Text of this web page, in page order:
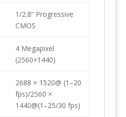
1/2.8” Progressive
CMOS
4 Megapixel
(2560×1440)
2688 × 1520@ (1–20
fps)/2560 ×
1440@(1–25/30 fps)